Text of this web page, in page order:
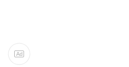
Ad